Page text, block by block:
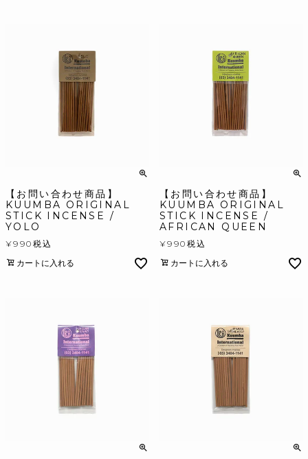
【お問い合わせ商品】
KUUMBA ORIGINAL
STICK INCENSE /
YOLO
¥990 税込
カートに入れる
【お問い合わせ商品】
KUUMBA ORIGINAL
STICK INCENSE /
AFRICAN QUEEN
¥990 税込
カートに入れる